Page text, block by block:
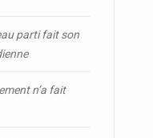
parti fait son
n’a fait